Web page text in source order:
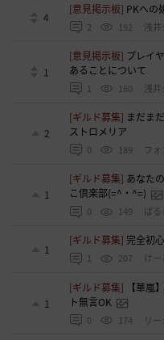
4
[意見掲示板] PKへの
2 192 浅
1
[意見掲示板] プレイ
あることについて
1 160 浅
2
[ギルド募集] まだま
ストロメリア
0 189 フ
1
[ギルド募集] あなた
こ倶楽部(=^・^=)
0 149 ぱる
1
[ギルド募集] 完全初
1 207 けー
1
[ギルド募集]
【華嵐
ト無言OK
0 174 リ